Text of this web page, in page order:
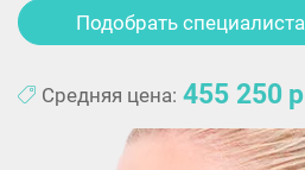
Подобрать специалиста
Средняя цена: 455 250